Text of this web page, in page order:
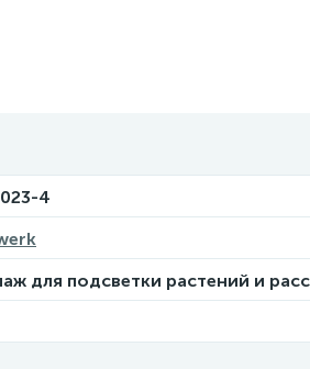
4
для подсветки растений и